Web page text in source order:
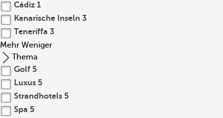
Cádiz 1
Kanarische Inseln 3
Teneriffa 3
Mehr Weniger
Thema
Golf 5
Luxus 5
Strandhotels 5
Spa 5